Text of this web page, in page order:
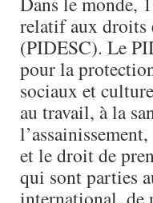
relatif aux droits
(PIDESC). Le
pour la
sociaux et
au travail, à la
et le droit de
qui sont parties